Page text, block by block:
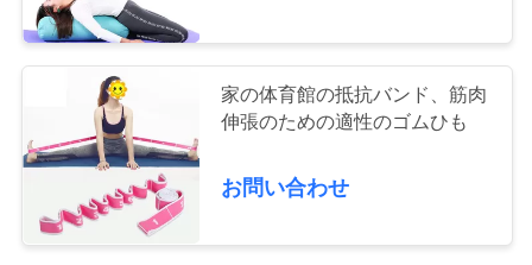
家の体育館の抵抗バンド、筋肉
伸張のための適性のゴムひも
お問い合わせ